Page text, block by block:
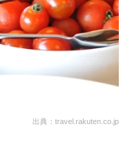
出典：travel.rakuten.co.jp